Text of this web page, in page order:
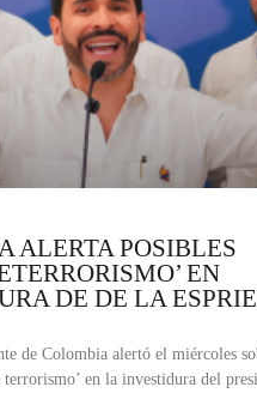
ALERTA POSIBLES
EN
DE DE LA
de Colombia alertó el miércoles
terrorismo’ en la investidura del